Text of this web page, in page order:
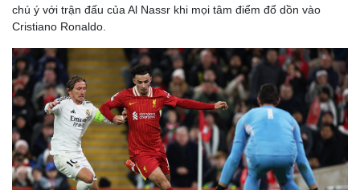
chú ý với trận đấu của Al Nassr khi mọi tâm điểm đổ dồn vào
Cristiano Ronaldo.